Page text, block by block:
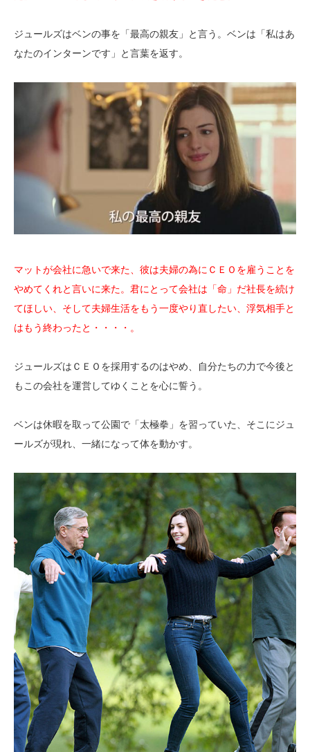
ジュールズはベンの事を「最高の親友」と言う。ベンは「私はあ
なたのインターンです」と言葉を返す。
マットが会社に急いで来た、彼は夫婦の為にＣＥＯを雇うことを
やめてくれと言いに来た。君にとって会社は「命」だ社長を続け
てほしい、そして夫婦生活をもう一度やり直したい、浮気相手と
はもう終わったと・・・・。
ジュールズはＣＥＯを採用するのはやめ、自分たちの力で今後と
もこの会社を運営してゆくことを心に誓う。
ベンは休暇を取って公園で「太極拳」を習っていた、そこにジュ
ールズが現れ、一緒になって体を動かす。